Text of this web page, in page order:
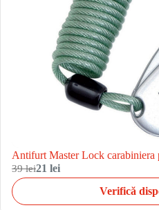
Antifurt Master Lock carabiniera
39 lei21 lei
Verifică